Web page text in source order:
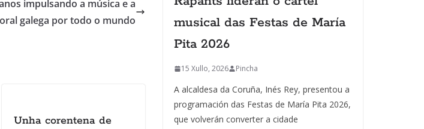
impulsando a música e a
galega por todo o mundo
Unha corentena de
musical das Festas de María
Pita 2026
15 Xullo, 2026 Pincha
A alcaldesa da Coruña, Inés Rey, presentou a
programación das Festas de María Pita 2026,
que volverán converter a cidade